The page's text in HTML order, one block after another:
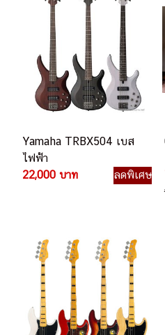
Yamaha TRBX504 เบส
ไฟฟ้า
22,000 บาท
ลดพิเศษ